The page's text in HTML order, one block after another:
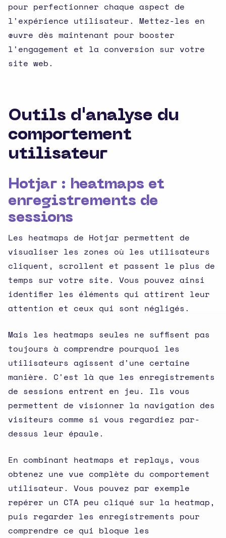
pour perfectionner chaque aspect de
l'expérience utilisateur. Mettez-les en
œuvre dès maintenant pour booster
l'engagement et la conversion sur votre
site web.
Outils d'analyse du
comportement
utilisateur
Hotjar : heatmaps et
enregistrements de
sessions
Les heatmaps de Hotjar permettent de
visualiser les zones où les utilisateurs
cliquent, scrollent et passent le plus de
temps sur votre site. Vous pouvez ainsi
identifier les éléments qui attirent leur
attention et ceux qui sont négligés.
Mais les heatmaps seules ne suffisent pas
toujours à comprendre pourquoi les
utilisateurs agissent d'une certaine
manière. C'est là que les enregistrements
de sessions entrent en jeu. Ils vous
permettent de visionner la navigation des
visiteurs comme si vous regardiez par-
dessus leur épaule.
En combinant heatmaps et replays, vous
obtenez une vue complète du comportement
utilisateur. Vous pouvez par exemple
repérer un CTA peu cliqué sur la heatmap,
puis regarder les enregistrements pour
comprendre ce qui bloque les